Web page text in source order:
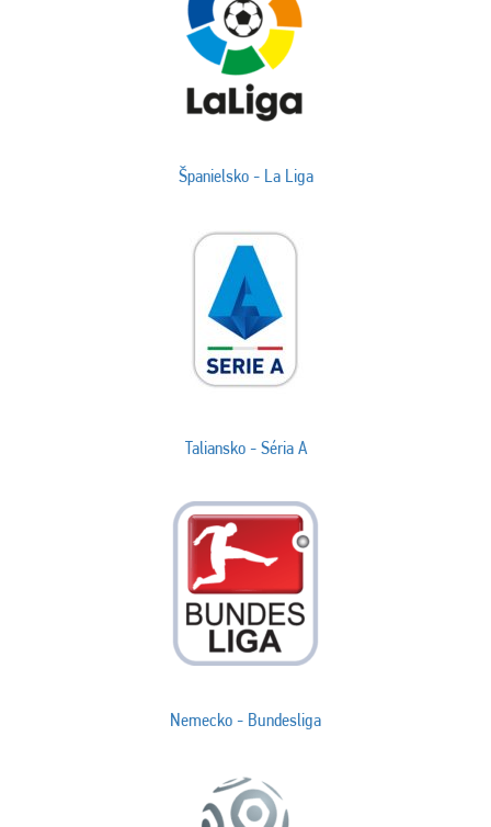
Španielsko - La Liga
Taliansko - Séria A
Nemecko - Bundesliga